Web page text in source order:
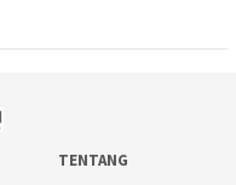
TENTANG